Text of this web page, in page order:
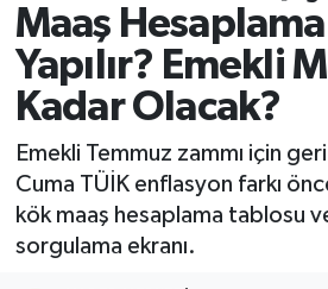
Maaş Hesaplama
Yapılır? Emekli
Kadar Olacak?
Emekli Temmuz zammı için
Cuma TÜİK enflasyon farkı
kök maaş hesaplama tablosu
sorgulama ekranı.
BİYOGRAFİLER
Burhaniye
ÇEVRE
DÜNYA
Tüm Manşetler
Son Dakika Haberleri
Haber Arşivi